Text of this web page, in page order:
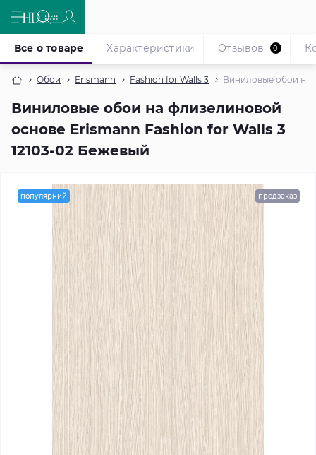
Обои Erismann Fashion for Walls 3 Виниловые обои на
Виниловые обои на флизелиновой
основе Erismann Fashion for Walls 3
12103-02 Бежевый
Все о товаре Характеристики Отзывов 0
популярний предзаказ